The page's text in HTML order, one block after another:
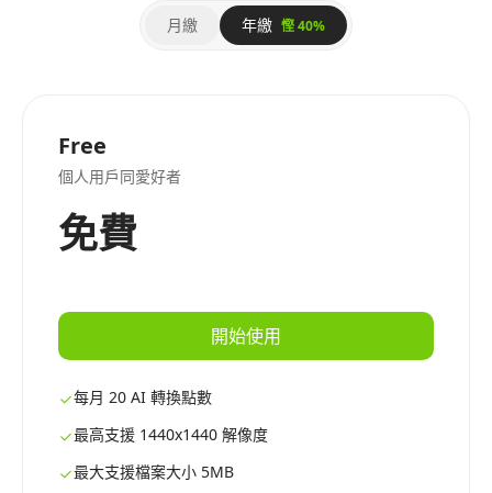
月繳 年繳 慳 40%
Free
個人用戶同愛好者
免費
開始使用
每月 20 AI 轉換點數
最高支援 1440x1440 解像度
最大支援檔案大小 5MB